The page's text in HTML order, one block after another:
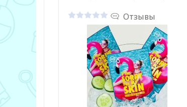
Отзывы